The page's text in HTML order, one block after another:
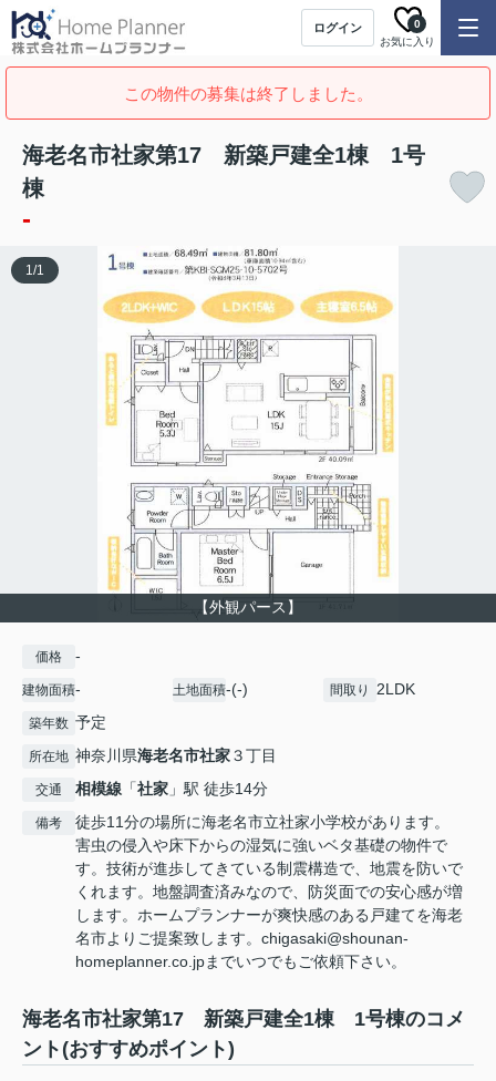
ログイン
お気に入り
0
この物件の募集は終了しました。
海老名市社家第17 新築戸建全1棟 1号
棟
-
【外観パース】
1/1
価格 -
建物面積- 土地面積-(-) 間取り 2LDK
築年数 予定
所在地 神奈川県海老名市社家３丁目
交通 相模線 「社家 」駅 徒歩14分
備考
徒歩11分の場所に海老名市立社家小学校があります。
害虫の侵入や床下からの湿気に強いベタ基礎の物件で
す。技術が進歩してきている制震構造で、地震を防いで
くれます。地盤調査済みなので、防災面での安心感が増
します。ホームプランナーが爽快感のある戸建てを海老
名市よりご提案致します。chigasaki@shounan-
homeplanner.co.jpまでいつでもご依頼下さい。
海老名市社家第17 新築戸建全1棟 1号棟のコメ
ント(おすすめポイント)